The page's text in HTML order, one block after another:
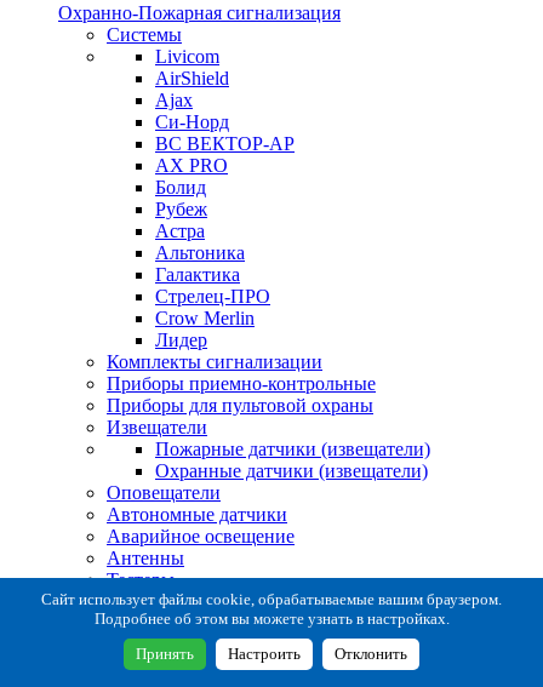
Охранно-Пожарная сигнализация
Системы
Livicom
AirShield
Ajax
Си-Норд
ВС ВЕКТОР-АР
AX PRO
Болид
Рубеж
Астра
Альтоника
Галактика
Стрелец-ПРО
Crow Merlin
Лидер
Комплекты сигнализации
Приборы приемно-контрольные
Приборы для пультовой охраны
Извещатели
Пожарные датчики (извещатели)
Охранные датчики (извещатели)
Оповещатели
Автономные датчики
Аварийное освещение
Антенны
Тестеры
Система сбора извещений
Расходные и монтажные материалы
Коробки коммутационные
Кронштейны для извещателей
Сайт использует файлы cookie, обрабатываемые вашим браузером.
Подробнее об этом вы можете узнать в настройках.
Принять Настроить Отклонить